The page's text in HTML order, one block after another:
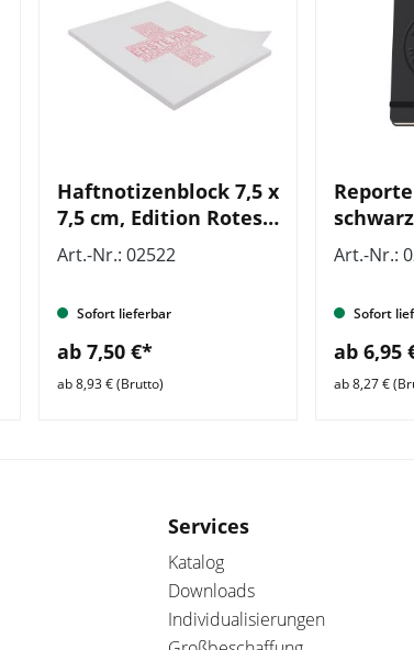
Haftnotizenblock 7,5 x
7,5 cm, Edition Rotes
Kreuz, VE = 25 Stück
Art.-Nr.: 02522
Sofort lieferbar
ab 7,50 €*
ab 8,93 € (Brutto)
Art.-Nr.:
Sofort
ab 6,95
ab 8,27 €
Services
Katalog
Downloads
Individualisierungen